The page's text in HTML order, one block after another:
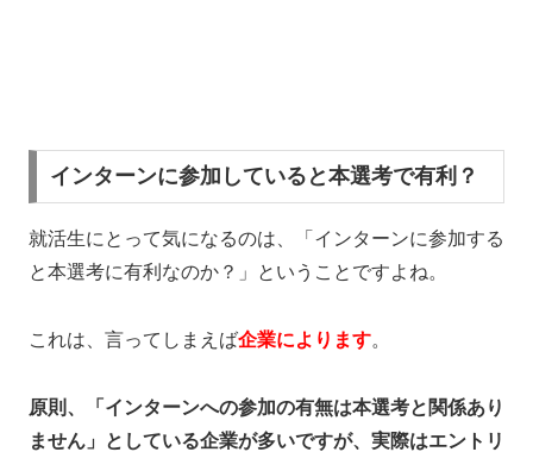
インターンに参加していると本選考で有利？
就活生にとって気になるのは、「インターンに参加する
と本選考に有利なのか？」ということですよね。
これは、言ってしまえば企業によります。
原則、「インターンへの参加の有無は本選考と関係あり
ません」としている企業が多いですが、実際はエントリ